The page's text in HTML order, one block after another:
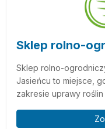
Sklep rolno-
Sklep rolno-
Jasieńcu to miejsce,
zakresie uprawy